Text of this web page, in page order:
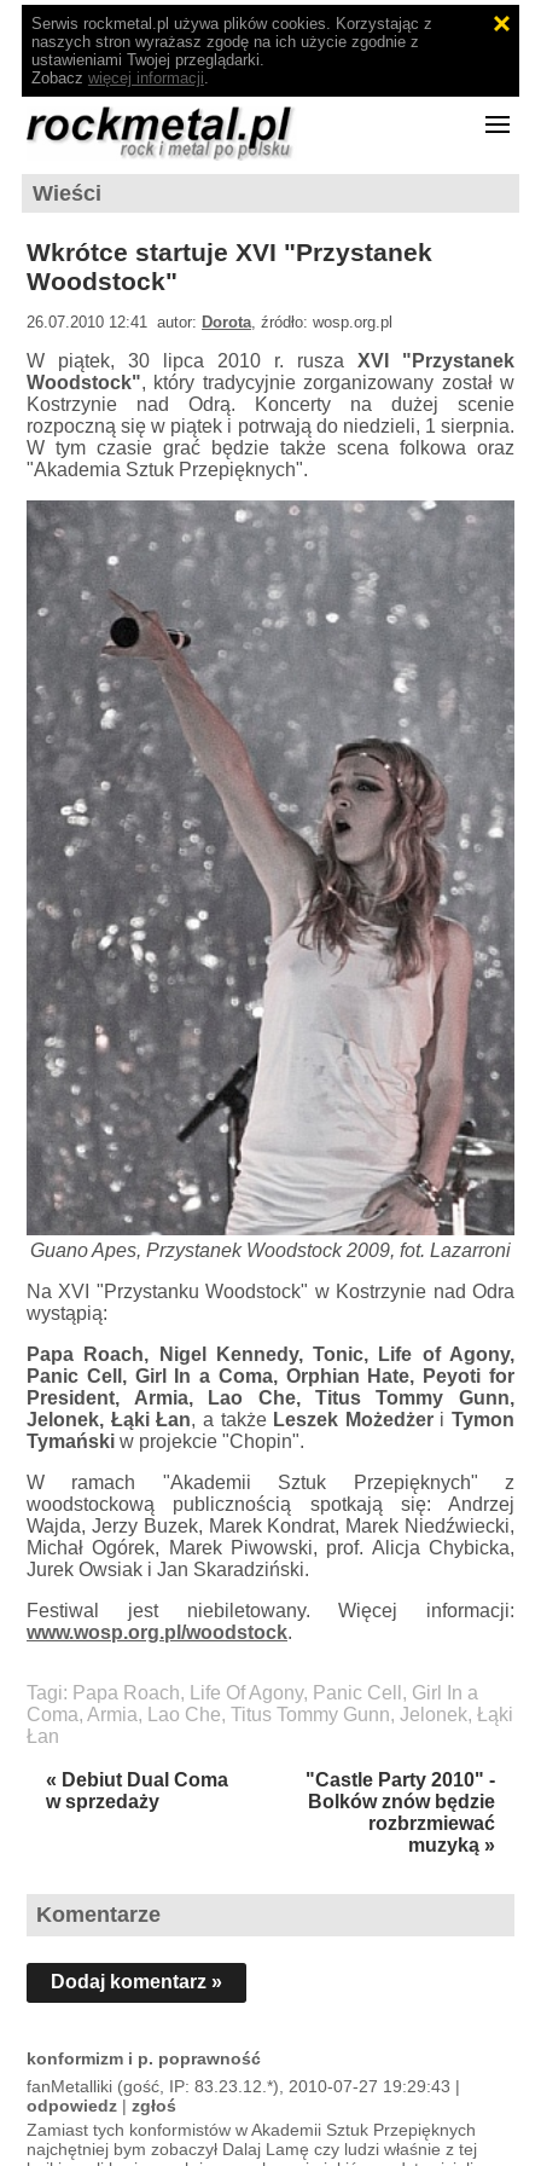
Serwis rockmetal.pl używa plików cookies. Korzystając z
naszych stron wyrażasz zgodę na ich użycie zgodnie z
ustawieniami Twojej przeglądarki.
Zobacz więcej informacji.
Wieści
Wkrótce startuje XVI "Przystanek
Woodstock"
26.07.2010 12:41 autor: Dorota, źródło: wosp.org.pl
W piątek, 30 lipca 2010 r. rusza XVI "Przystanek
Woodstock", który tradycyjnie zorganizowany został w
Kostrzynie nad Odrą. Koncerty na dużej scenie
rozpoczną się w piątek i potrwają do niedzieli, 1 sierpnia.
W tym czasie grać będzie także scena folkowa oraz
"Akademia Sztuk Przepięknych".
Guano Apes, Przystanek Woodstock 2009, fot. Lazarroni
Na XVI "Przystanku Woodstock" w Kostrzynie nad Odra
wystąpią:
Papa Roach, Nigel Kennedy, Tonic, Life of Agony,
Panic Cell, Girl In a Coma, Orphian Hate, Peyoti for
President, Armia, Lao Che, Titus Tommy Gunn,
Jelonek, Łąki Łan, a także Leszek MożedżeriTymon
Tymański w projekcie "Chopin".
W ramach "Akademii Sztuk Przepięknych" z
woodstockową publicznością spotkają się: Andrzej
Wajda, Jerzy Buzek, Marek Kondrat, Marek Niedźwiecki,
Michał Ogórek, Marek Piwowski, prof. Alicja Chybicka,
Jurek Owsiak i Jan Skaradziński.
Festiwal jest niebiletowany. Więcej informacji:
www.wosp.org.pl/woodstock.
Tagi: Papa Roach, Life Of Agony, Panic Cell , Girl In a
Coma,Armia, Lao Che,Titus Tommy Gunn,Jelonek,Łąki
Łan
« Debiut Dual Coma
w sprzedaży
"Castle Party 2010" -
Bolków znów będzie
rozbrzmiewać
muzyką »
Komentarze
Dodaj komentarz »
konformizm i p. poprawność
fanMetalliki (gość, IP: 83.23.12.*), 2010-07-27 19:29:43 |
odpowiedz |zgłoś
Zamiast tych konformistów w Akademii Sztuk Przepięknych
najchętniej bym zobaczył Dalaj Lamę czy ludzi właśnie z tej